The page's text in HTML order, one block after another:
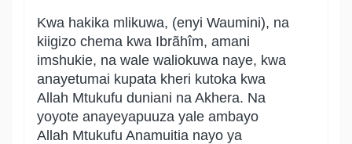
Kwa hakika mlikuwa, (enyi Waumini), na
kiigizo chema kwa Ibrãhîm, amani
imshukie, na wale waliokuwa naye, kwa
anayetumai kupata kheri kutoka kwa
Allah Mtukufu duniani na Akhera. Na
yoyote anayeyapuuza yale ambayo
Allah Mtukufu Anamuitia nayo ya